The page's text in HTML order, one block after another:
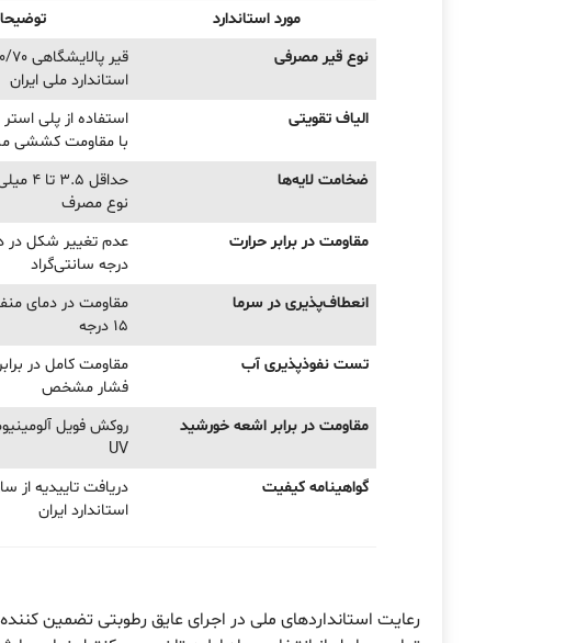
مورد استاندارد
نوع قیر مصرفی
استاندارد ملی ایران
الیاف تقویتی
استفاده از پلی
با مقاومت
ضخامت لایه‌ها
حداقل
نوع مصرف
مقاومت در برابر حرارت
درجه سانتی‌گراد
انعطاف‌پذیری در سرما
15 درجه
تست نفوذپذیری آب
مقاومت کامل در
فشار مشخص
مقاومت در برابر اشعه خورشید
روکش فویل
UV
گواهینامه کیفیت
دریافت تاییدیه از
استاندارد ایران
رعایت استانداردهای ملی در اجرای عایق رطوبتی تضمین